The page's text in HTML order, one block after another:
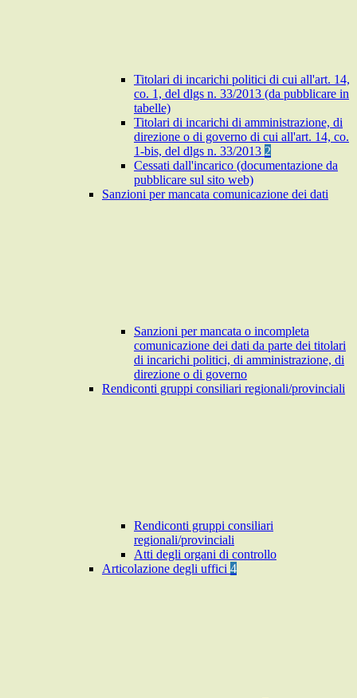
Titolari di incarichi politici di cui all'art. 14,
co. 1, del dlgs n. 33/2013 (da pubblicare in
tabelle)
Titolari di incarichi di amministrazione, di
direzione o di governo di cui all'art. 14, co.
1-bis, del dlgs n. 33/2013 2
Cessati dall'incarico (documentazione da
pubblicare sul sito web)
Sanzioni per mancata comunicazione dei dati
Sanzioni per mancata o incompleta
comunicazione dei dati da parte dei titolari
di incarichi politici, di amministrazione, di
direzione o di governo
Rendiconti gruppi consiliari regionali/provinciali
Rendiconti gruppi consiliari
regionali/provinciali
Atti degli organi di controllo
Articolazione degli uffici 4